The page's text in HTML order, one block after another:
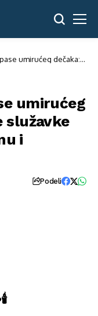
umirućeg dečaka:
umirućeg
služavke
i
Podeli